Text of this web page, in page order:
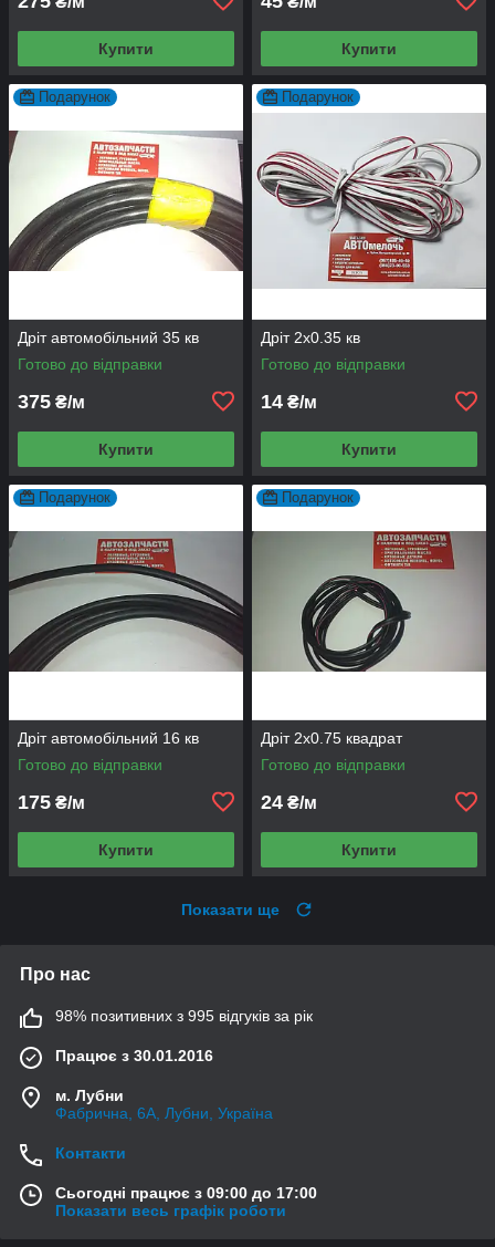
Купити Купити
Подарунок
Дріт автомобільний 35 кв
Готово до відправки
375 ₴/м
Купити
Подарунок
Дріт 2х0.35 кв
Готово до відправки
14 ₴/м
Купити
Подарунок
Дріт автомобільний 16 кв
Готово до відправки
175 ₴/м
Купити
Подарунок
Дріт 2х0.75 квадрат
Готово до відправки
24 ₴/м
Купити
Показати ще
Про нас
98% позитивних з 995 відгуків за рік
Працює з 30.01.2016
м. Лубни
Фабрична, 6А, Лубни, Україна
Контакти
Сьогодні працює з 09:00 до 17:00
Показати весь графік роботи